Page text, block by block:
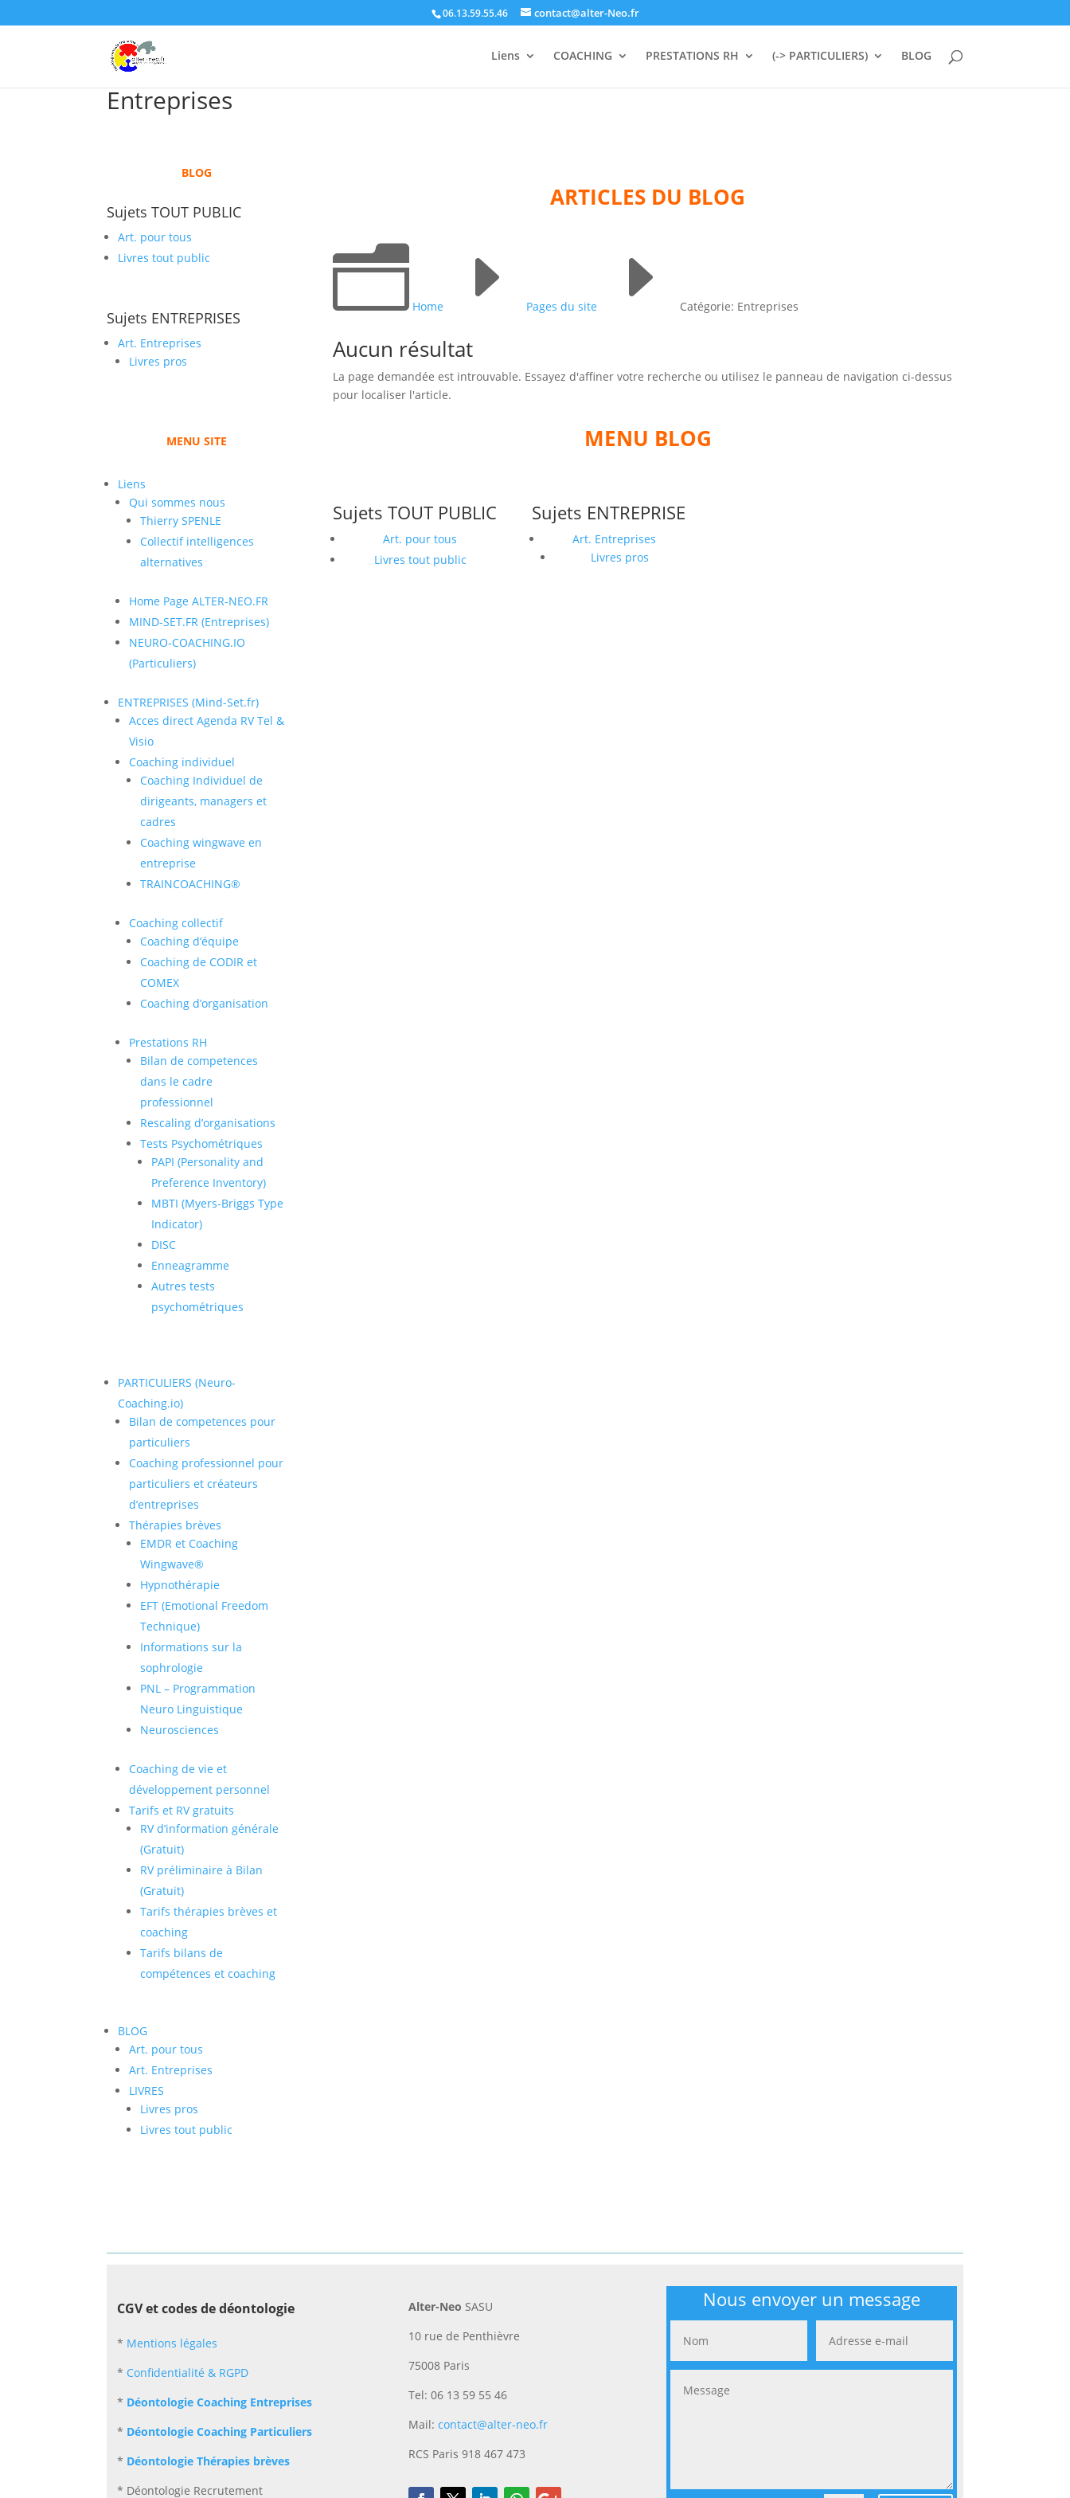
06.13.59.55.46 contact@alter-Neo.fr
Liens COACHING PRESTATIONS RH (-> PARTICULIERS) BLOG
Entreprises
BLOG
Sujets TOUT PUBLIC
Art. pour tous
Livres tout public
Sujets ENTREPRISES
Art. Entreprises
Livres pros
MENU SITE
Liens
Qui sommes nous
Thierry SPENLE
Collectif intelligences
alternatives
Home Page ALTER-NEO.FR
MIND-SET.FR (Entreprises)
NEURO-COACHING.IO
(Particuliers)
ENTREPRISES (Mind-Set.fr)
Acces direct Agenda RV Tel &
Visio
Coaching individuel
Coaching Individuel de
dirigeants, managers et
cadres
Coaching wingwave en
entreprise
TRAINCOACHING®
Coaching collectif
Coaching d’équipe
Coaching de CODIR et
COMEX
Coaching d’organisation
Prestations RH
Bilan de competences
dans le cadre
professionnel
Rescaling d’organisations
Tests Psychométriques
PAPI (Personality and
Preference Inventory)
MBTI (Myers-Briggs Type
Indicator)
DISC
Enneagramme
Autres tests
psychométriques
PARTICULIERS (Neuro-
Coaching.io)
Bilan de competences pour
particuliers
Coaching professionnel pour
particuliers et créateurs
d’entreprises
Thérapies brèves
EMDR et Coaching
Wingwave®
Hypnothérapie
EFT (Emotional Freedom
Technique)
Informations sur la
sophrologie
PNL – Programmation
Neuro Linguistique
Neurosciences
Coaching de vie et
développement personnel
Tarifs et RV gratuits
RV d’information générale
(Gratuit)
RV préliminaire à Bilan
(Gratuit)
Tarifs thérapies brèves et
coaching
Tarifs bilans de
compétences et coaching
BLOG
Art. pour tous
Art. Entreprises
LIVRES
Livres pros
Livres tout public
ARTICLES DU BLOG
n Home E Pages du site E Catégorie: Entreprises
Aucun résultat
La page demandée est introuvable. Essayez d'affiner votre recherche ou utilisez le panneau de navigation ci-dessus
pour localiser l'article.
MENU BLOG
Sujets TOUT PUBLIC
Art. pour tous
Livres tout public
Sujets ENTREPRISE
Art. Entreprises
Livres pros
CGV et codes de déontologie
* Mentions légales
* Confidentialité & RGPD
* Déontologie Coaching Entreprises
* Déontologie Coaching Particuliers
* Déontologie Thérapies brèves
* Déontologie Recrutement
Alter-Neo SASU
10 rue de Penthièvre
75008 Paris
Tel: 06 13 59 55 46
Mail: contact@alter-neo.fr
RCS Paris 918 467 473
Nous envoyer un message